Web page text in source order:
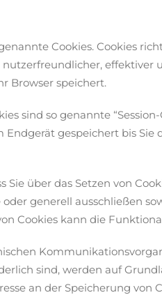
Cookies. Cookies
Browser speichert.
sind so genannte
gespeichert bis Sie
Sie über das Setzen von
generell ausschließen
Cookies kann die
sind, werden auf
an der Speicherung